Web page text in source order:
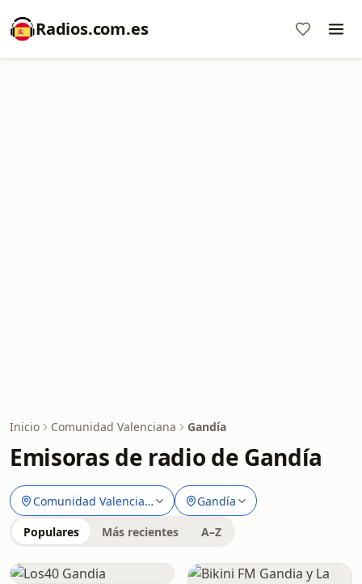
Radios.com.es
Inicio Comunidad Valenciana Gandía
Emisoras de radio de Gandía
Comunidad Valenciana Gandía
Populares Más recientes A–Z